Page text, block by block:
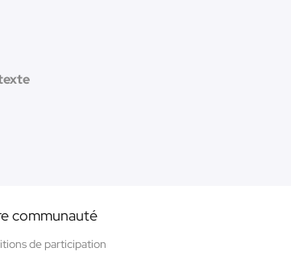
communauté
de participation